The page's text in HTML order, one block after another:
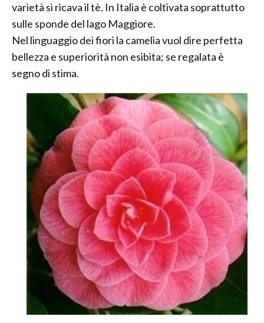
varietà si ricava il tè. In Italia è coltivata soprattutto
sulle sponde del lago Maggiore.
Nel linguaggio dei fiori la camelia vuol dire perfetta
bellezza e superiorità non esibita; se regalata è
segno di stima.